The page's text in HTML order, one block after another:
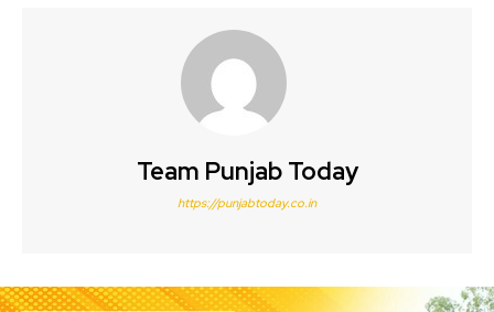
Team Punjab Today
https://punjabtoday.co.in